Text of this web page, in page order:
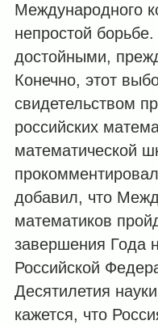
Международного
непростой
достойными,
Конечно, этот
свидетельством
российских
математической
добавил, что
математиков
завершения Года
Российской
Десятилетия
кажется, что